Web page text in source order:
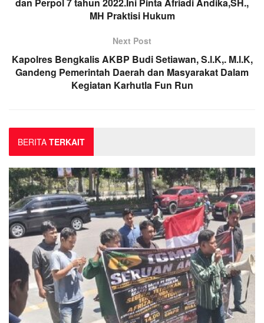
MH Praktisi Hukum
Next Post
Kapolres Bengkalis AKBP Budi Setiawan, S.l.K,. M.l.K,
Gandeng Pemerintah Daerah dan Masyarakat Dalam
Kegiatan Karhutla Fun Run
BERITA TERKAIT